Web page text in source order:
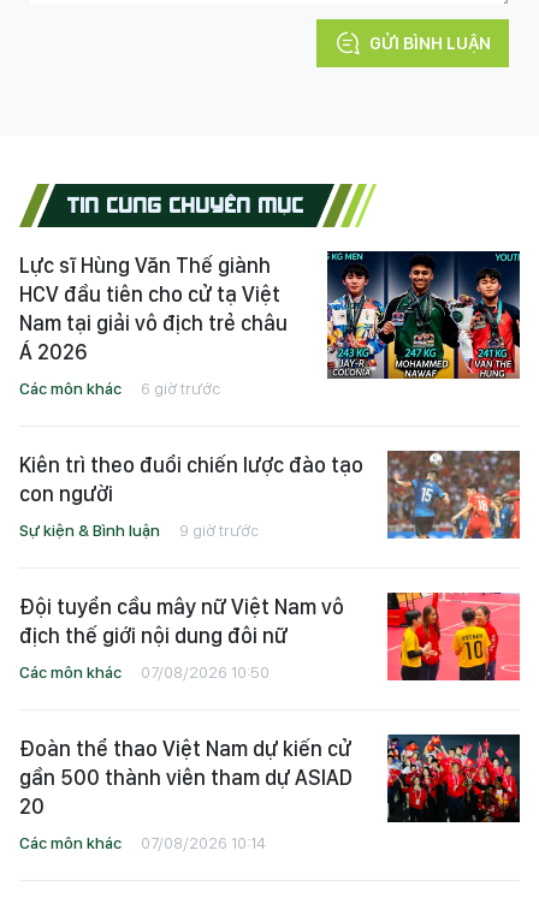
GỬI BÌNH LUẬN
TIN CÙNG CHUYÊN MỤC
Lực sĩ Hùng Văn Thế giành
HCV đầu tiên cho cử tạ Việt
Nam tại giải vô địch trẻ châu
Á 2026
Các môn khác 6 giờ trước
Kiên trì theo đuổi chiến lược đào tạo
con người
Sự kiện & Bình luận 9 giờ trước
Đội tuyển cầu mây nữ Việt Nam vô
địch thế giới nội dung đôi nữ
Các môn khác 07/08/2026 10:50
Đoàn thể thao Việt Nam dự kiến cử
gần 500 thành viên tham dự ASIAD
20
Các môn khác 07/08/2026 10:14